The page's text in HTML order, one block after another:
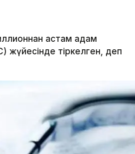
астам адам
жүйесінде тіркелген, деп